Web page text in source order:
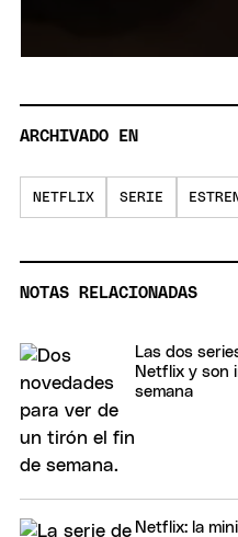
ARCHIVADO EN
NETFLIX SERIE
NOTAS RELACIONADAS
Las dos
Netflix y son
semana
Netflix: la